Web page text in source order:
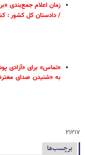
زمان اعلام جمع‌بندی
/ دادستان کل کشور :
«تماس‌» برای «آزادی
به «شنیدن صدای
۲۱۲۱۷
برچسب‌ها